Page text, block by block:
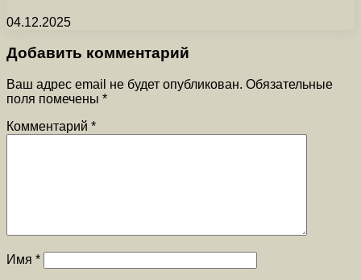
04.12.2025
Добавить комментарий
Ваш адрес email не будет опубликован. Обязательные
поля помечены *
Комментарий *
Имя *